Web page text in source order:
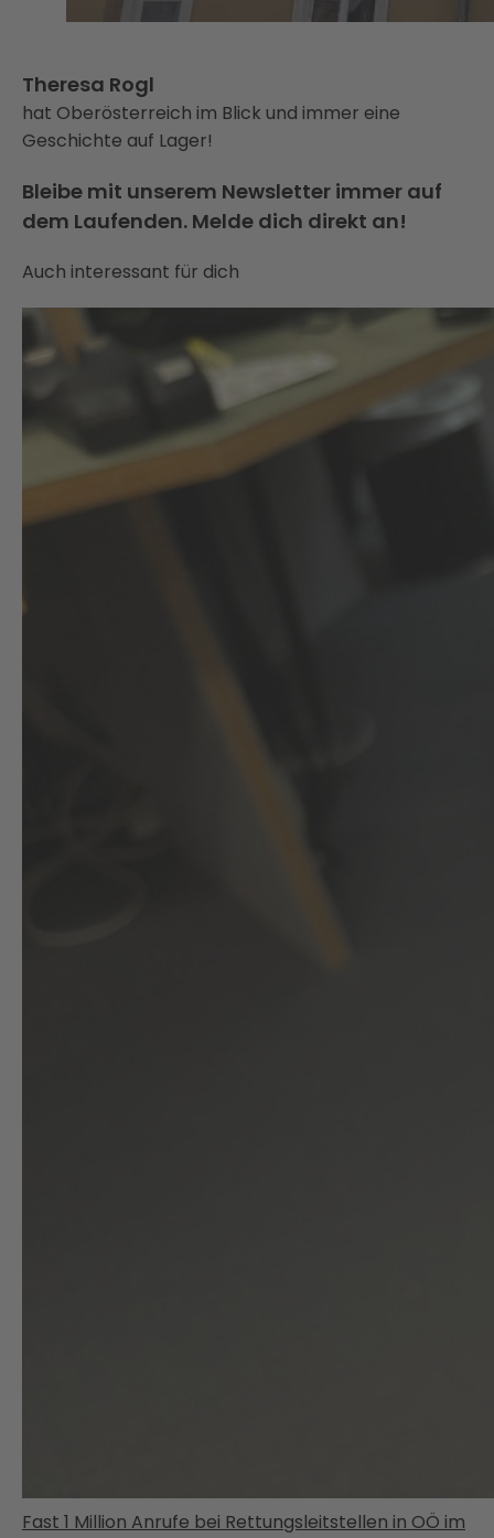
Theresa Rogl
hat Oberösterreich im Blick und immer eine
Geschichte auf Lager!
Bleibe mit unserem Newsletter immer auf
dem Laufenden. Melde dich direkt an!
Auch interessant für dich
Fast 1 Million Anrufe bei Rettungsleitstellen in OÖ im